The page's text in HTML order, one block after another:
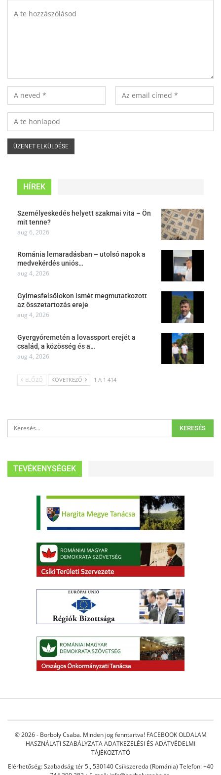
HÍREK
Személyeskedés helyett szakmai vita – Ön
mit tenne?
aug 6, 2026
Románia lemaradásban – utolsó napok a
medvekérdés uniós…
aug 4, 2026
Gyimesfelsőlokon ismét megmutatkozott
az összetartozás ereje
aug 4, 2026
Gyergyóremetén a lovassport erejét a
család, a közösség és a…
aug 4, 2026
ELŐZŐ KÖVETKEZŐ 1 A 1 414
TEVÉKENYSÉGEK
© 2026 - Borboly Csaba. Minden jog fenntartva! FACEBOOK OLDALAM
HASZNÁLATI SZABÁLYZATAADATKEZELÉSI ÉS ADATVÉDELMI
TÁJÉKOZTATÓ
Elérhetőség: Szabadság tér 5., 530140 Csíkszereda (Románia) Telefon: +40